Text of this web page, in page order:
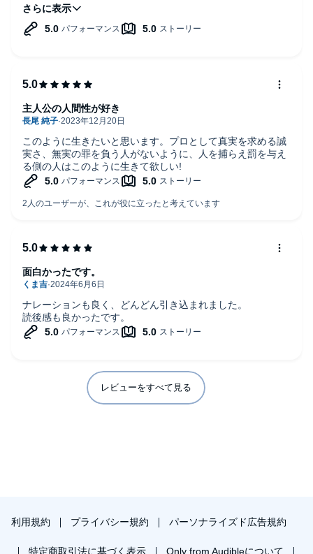
く収束させるのも秀逸です。
このように生きたいと思います。プロとして真実を求める誠
実さ、無実の罪を負う人がないように、人を捕らえ罰を与え
る側の人はこのように生きて欲しい!
主人公の人間性が好き
ナレーションも良く、どんどん引き込まれました。
読後感も良かったです。
面白かったです。
レビューをすべて見る
利用規約 プライバシー規約 パーソナライズド広告規約
特定商取引法に基づく表示 Only from Audibleについて